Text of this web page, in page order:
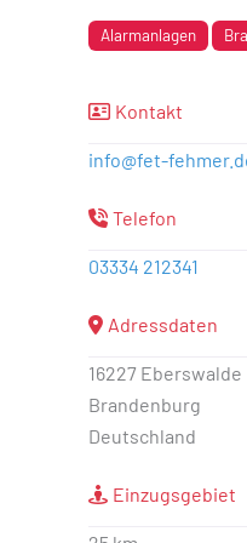
Alarmanlagen
Kontakt
info@fet-
Telefon
03334 212341
Adressdaten
16227 Eberswalde
Brandenburg
Deutschland
Einzugsgebiet